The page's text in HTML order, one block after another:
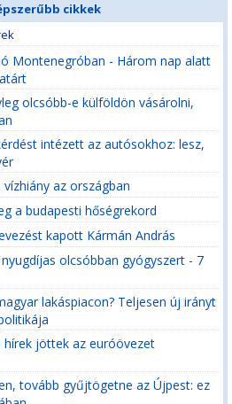
cikkek
Montenegróban - Három nap alatt
olcsóbb-e külföldön vásárolni,
intézett az autósokhoz: lesz,
az országban
a budapesti hőségrekord
kapott Kármán András
olcsóbban gyógyszert - 7
lakáspiacon? Teljesen új irányt
hírek jöttek az euróövezet
tovább gyűjtögetne az Újpest: ez